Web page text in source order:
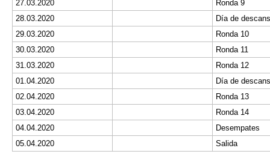
27.03.2020
Ronda 9
28.03.2020
Día de
29.03.2020
Ronda 10
30.03.2020
Ronda 11
31.03.2020
Ronda 12
01.04.2020
Día de
02.04.2020
Ronda 13
03.04.2020
Ronda 14
04.04.2020
Desempates
05.04.2020
Salida